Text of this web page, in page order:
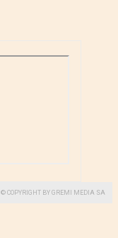
© COPYRIGHT BY GREMI MEDIA SA